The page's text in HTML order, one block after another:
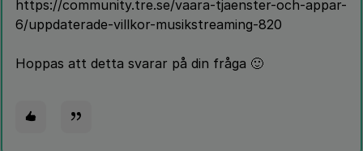
https://community.tre.se/vaara-tjaenster-och-appar-
6/uppdaterade-villkor-musikstreaming-820
Hoppas att detta svarar på din fråga 🙂